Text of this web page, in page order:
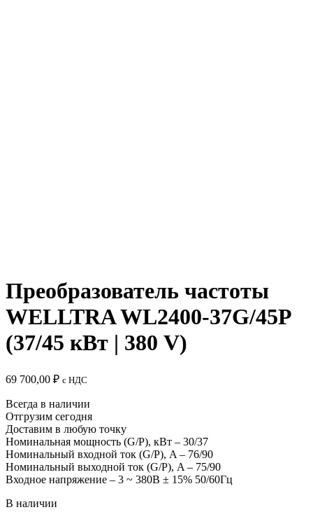
Преобразователь частоты
WELLTRA WL2400-37G/45P
(37/45 кВт | 380 V)
69 700,00 ₽ c НДС
Всегда в наличии
Отгрузим сегодня
Доставим в любую точку
Номинальная мощность (G/P), кВт – 30/37
Номинальный входной ток (G/P), A – 76/90
Номинальный выходной ток (G/P), A – 75/90
Входное напряжение – 3 ~ 380B ± 15% 50/60Гц
В наличии